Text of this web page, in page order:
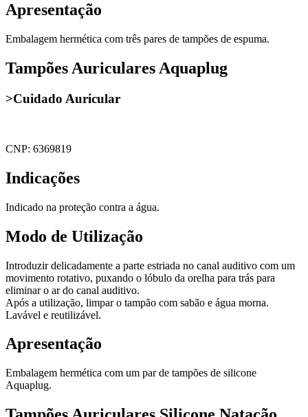
Apresentação
Embalagem hermética com três pares de tampões de espuma.
Tampões Auriculares Aquaplug
>Cuidado Auricular
CNP: 6369819
Indicações
Indicado na proteção contra a água.
Modo de Utilização
Introduzir delicadamente a parte estriada no canal auditivo com um
movimento rotativo, puxando o lóbulo da orelha para trás para
eliminar o ar do canal auditivo.
Após a utilização, limpar o tampão com sabão e água morna.
Lavável e reutilizável.
Apresentação
Embalagem hermética com um par de tampões de silicone
Aquaplug.